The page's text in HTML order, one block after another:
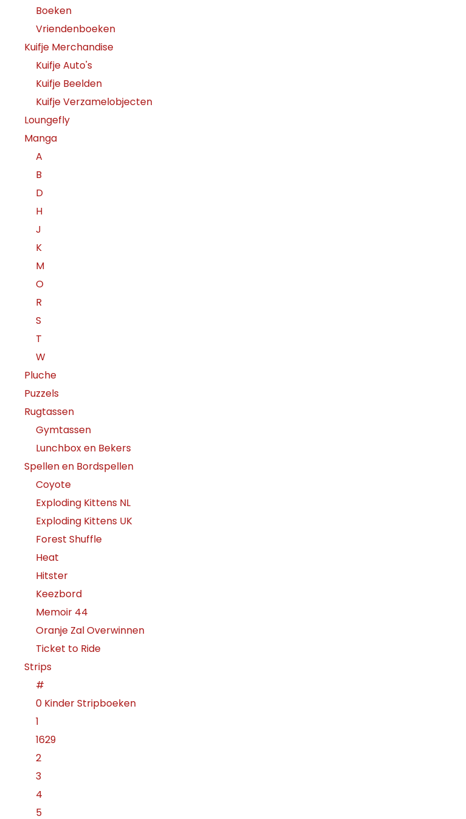
Boeken
Vriendenboeken
Kuifje Merchandise
Kuifje Auto's
Kuifje Beelden
Kuifje Verzamelobjecten
Loungefly
Manga
A
B
D
H
J
K
M
O
R
S
T
W
Pluche
Puzzels
Rugtassen
Gymtassen
Lunchbox en Bekers
Spellen en Bordspellen
Coyote
Exploding Kittens NL
Exploding Kittens UK
Forest Shuffle
Heat
Hitster
Keezbord
Memoir 44
Oranje Zal Overwinnen
Ticket to Ride
Strips
#
0 Kinder Stripboeken
1
1629
2
3
4
5